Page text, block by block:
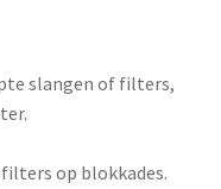
slangen of filters,
op blokkades.